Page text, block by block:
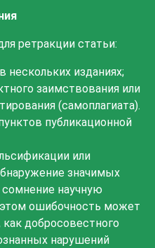
ретракции статьи:
нескольких изданиях;
заимствования или
(самоплагиата).
публикационной
или
значимых
научную
ошибочность может
как добросовестного
нарушений